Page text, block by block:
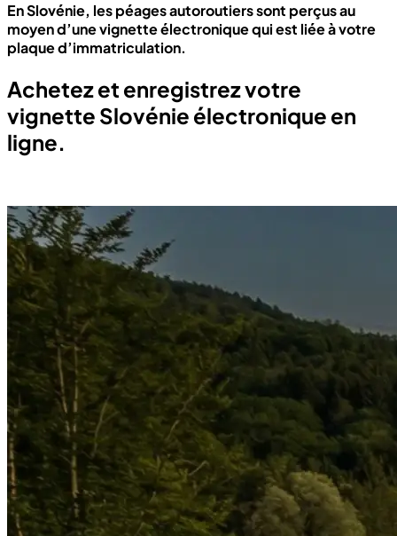
En Slovénie, les péages autoroutiers sont perçus au
moyen d’unevignette électroniquequi est liée à votre
plaque d’immatriculation.
Achetez et enregistrez votre
vignette Slovénie électronique en
ligne.